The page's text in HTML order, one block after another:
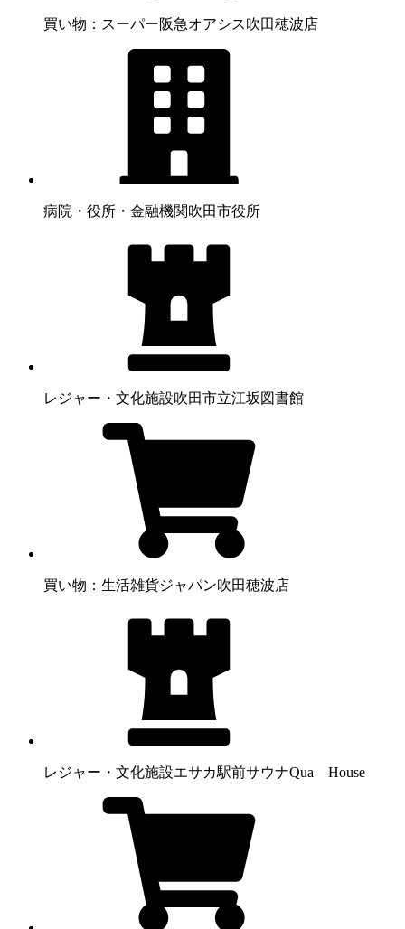
買い物：スーパー阪急オアシス吹田穂波店
病院・役所・金融機関吹田市役所
レジャー・文化施設吹田市立江坂図書館
買い物：生活雑貨ジャパン吹田穂波店
レジャー・文化施設エサカ駅前サウナQua House